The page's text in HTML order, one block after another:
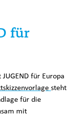
für
für Europa
steht
für die
mit